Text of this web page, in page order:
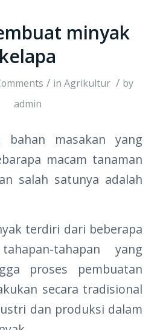
minyak
kelapa
/ inAgrikultur / by
admin
bahan masakan yang
macam tanaman
salah satunya adalah
terdiri dari beberapa
tahapan yang
proses pembuatan
secara tradisional
dan produksi dalam